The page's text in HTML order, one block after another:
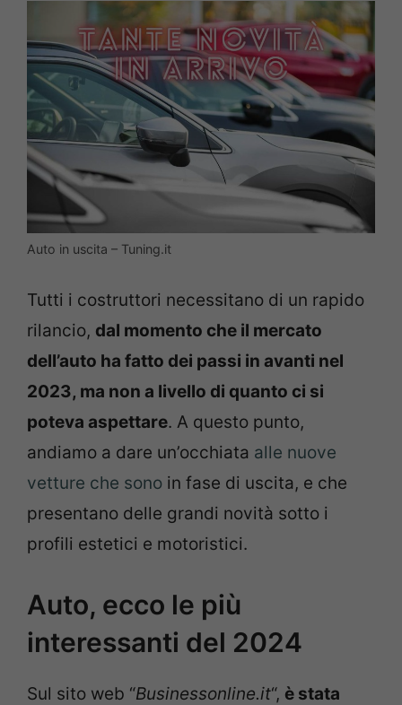
Auto in uscita – Tuning.it
Tutti i costruttori necessitano di un rapido
rilancio, dal momento che il mercato
dell’auto ha fatto dei passi in avanti nel
2023, ma non a livello di quanto ci si
poteva aspettare. A questo punto,
andiamo a dare un’occhiata alle nuove
vetture che sono in fase di uscita, e che
presentano delle grandi novità sotto i
profili estetici e motoristici.
Auto, ecco le più
interessanti del 2024
Sul sito web “Businessonline.it“, è stata